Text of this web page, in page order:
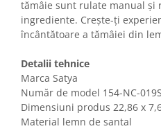
Imbracaminte barbati
Imbracaminte femei
Incaltaminte barbati
Incaltaminte femei
Ochelari de soare
Ochelari de vedere
tămâie sunt rulate manual și
ingrediente. Crește-ți
încântătoare a tămâiei din
Detalii tehnice
Marca Satya
Număr de model ‎154-NC-
Dimensiuni produs ‎22,86 x
Material lemn de santal